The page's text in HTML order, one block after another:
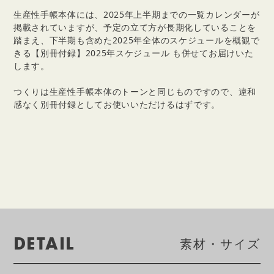
生産性手帳本体には、2025年上半期までの一覧カレンダーが
掲載されていますが、予定の立て方が長期化していることを
踏まえ、下半期も含めた2025年全体のスケジュールを概観で
きる【別冊付録】2025年スケジュール も併せてお届けいた
します。
つくりは生産性手帳本体のトーンと同じものですので、違和
感なく別冊付録としてお使いいただけるはずです。
DETAIL 素材・サイズ